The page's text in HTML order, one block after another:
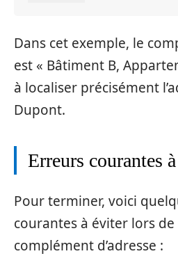
Dans cet exemple, le
est « Bâtiment B,
à localiser précisément
Dupont.
Erreurs courantes
Pour terminer, voici
courantes à éviter lors de
complément d’adresse :